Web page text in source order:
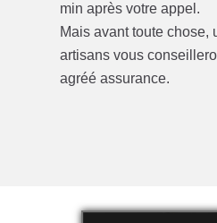
min après votre appel.
Mais avant toute chose,
artisans vous
agréé assurance.